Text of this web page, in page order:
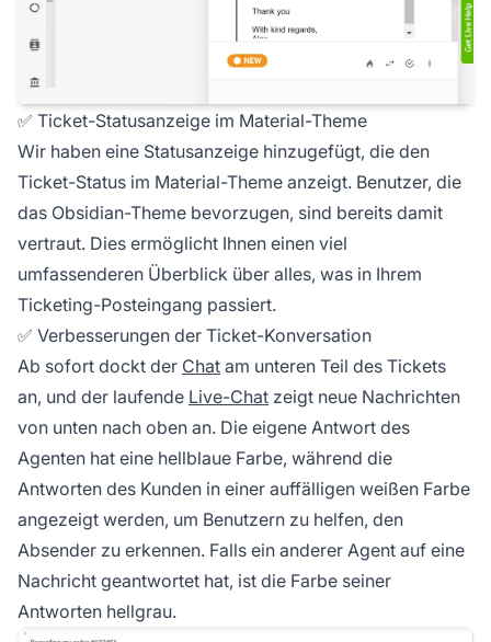
✅ Ticket-Statusanzeige im Material-Theme
Wir haben eine Statusanzeige hinzugefügt, die den
Ticket-Status im Material-Theme anzeigt. Benutzer, die
das Obsidian-Theme bevorzugen, sind bereits damit
vertraut. Dies ermöglicht Ihnen einen viel
umfassenderen Überblick über alles, was in Ihrem
Ticketing-Posteingang passiert.
✅ Verbesserungen der Ticket-Konversation
Ab sofort dockt der Chat am unteren Teil des Tickets
an, und der laufende Live-Chat zeigt neue Nachrichten
von unten nach oben an. Die eigene Antwort des
Agenten hat eine hellblaue Farbe, während die
Antworten des Kunden in einer auffälligen weißen Farbe
angezeigt werden, um Benutzern zu helfen, den
Absender zu erkennen. Falls ein anderer Agent auf eine
Nachricht geantwortet hat, ist die Farbe seiner
Antworten hellgrau.